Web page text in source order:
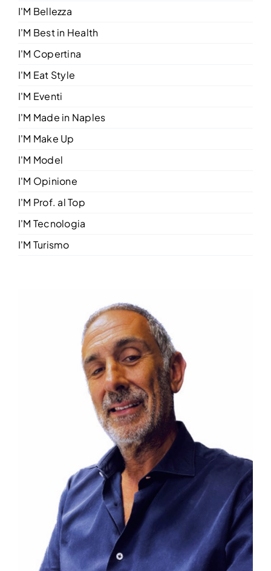
I'M Bellezza
I'M Best in Health
I'M Copertina
I'M Eat Style
I'M Eventi
I'M Made in Naples
I'M Make Up
I'M Model
I'M Opinione
I'M Prof. al Top
I'M Tecnologia
I'M Turismo